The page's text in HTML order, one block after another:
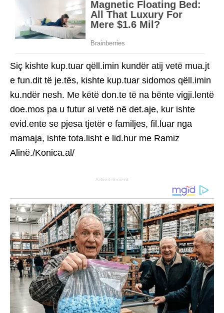
Siç kishte kup.tuar qëll.imin kundër atij vetë mua.jt
e fun.dit të je.tës, kishte kup.tuar sidomos qëll.imin
ku.ndër nesh. Me këtë don.te të na bënte vigji.lentë
doe.mos pa u futur ai vetë në det.aje, kur ishte
evid.ente se pjesa tjetër e familjes, fil.luar nga
mamaja, ishte tota.lisht e lid.hur me Ramiz
Alinë./Konica.al/
Advertisement